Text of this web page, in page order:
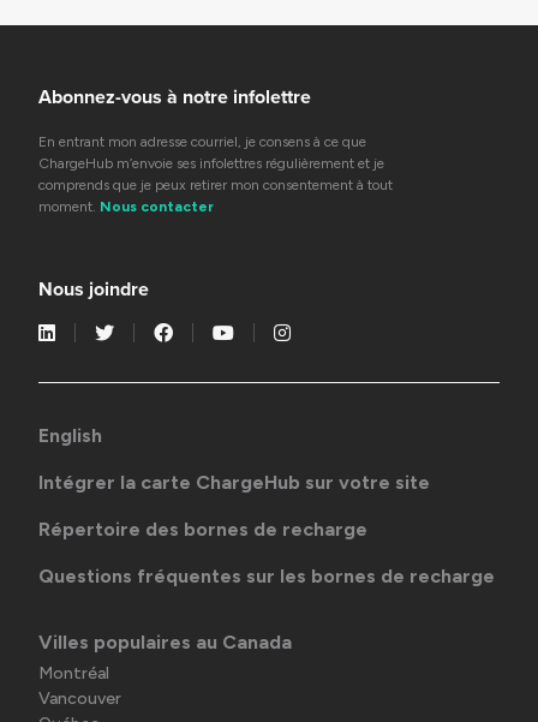
Abonnez-vous à notre infolettre
En entrant mon adresse courriel, je consens à ce que
ChargeHub m’envoie ses infolettres régulièrement et je
comprends que je peux retirer mon consentement à tout
moment. Nous contacter
Nous joindre
English
Intégrer la carte ChargeHub sur votre site
Répertoire des bornes de recharge
Questions fréquentes sur les bornes de recharge
Villes populaires au Canada
Montréal
Vancouver